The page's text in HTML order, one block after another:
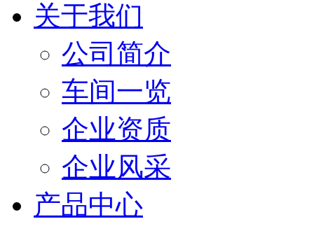
关于我们
公司简介
车间一览
企业资质
企业风采
产品中心